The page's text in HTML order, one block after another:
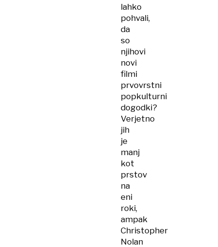
lahko
pohvali,
da
so
njihovi
novi
filmi
prvovrstni
popkulturni
dogodki?
Verjetno
jih
je
manj
kot
prstov
na
eni
roki,
ampak
Christopher
Nolan